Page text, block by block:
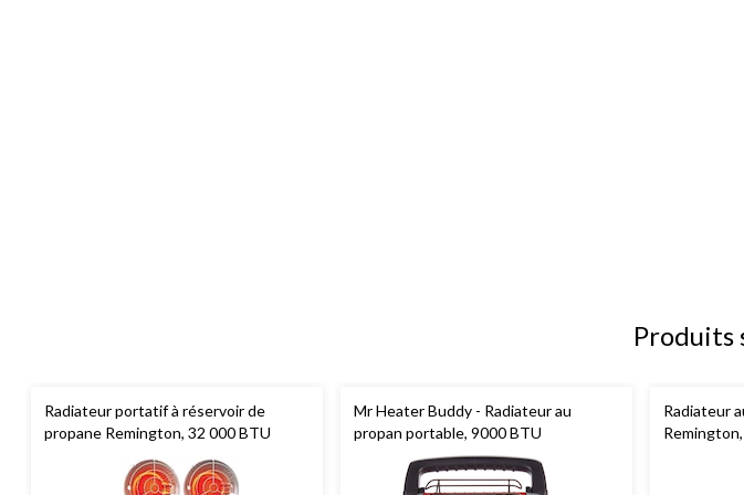
Produits
Radiateur portatif à réservoir de
propane Remington, 32 000 BTU
Mr Heater Buddy - Radiateur au
propan portable, 9000 BTU
Radiateur